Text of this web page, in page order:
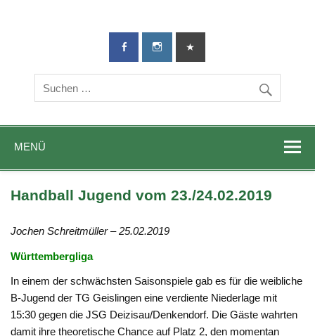
TG-Geislingen
DIE Sportadresse in Geislingen!
MENÜ
Handball Jugend vom 23./24.02.2019
Jochen Schreitmüller – 25.02.2019
Württembergliga
In einem der schwächsten Saisonspiele gab es für die weibliche
B-Jugend der TG Geislingen eine verdiente Niederlage mit
15:30 gegen die JSG Deizisau/Denkendorf. Die Gäste wahrten
damit ihre theoretische Chance auf Platz 2, den momentan